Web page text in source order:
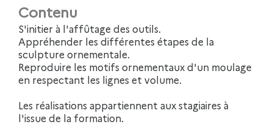
Contenu
S'initier à l'affûtage des outils.
Appréhender les différentes étapes de la
sculpture ornementale.
Reproduire les motifs ornementaux d'un moulage
en respectant les lignes et volume.
Les réalisations appartiennent aux stagiaires à
l'issue de la formation.